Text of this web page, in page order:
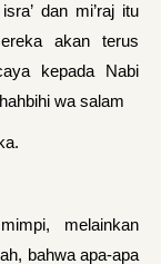
dan mi’raj itu
akan terus
kepada Nabi
wa salam
melainkan
bahwa apa-apa